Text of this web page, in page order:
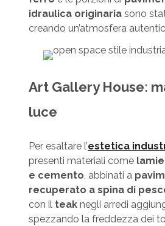
idraulica originariasono
creando un’atmosfera
Art Gallery House:
luce
Per esaltare l’estetica
presenti materiali come
e cemento, abbinati a
recuperato a spina di
con il teaknegli arredi
spezzando la freddezza dei